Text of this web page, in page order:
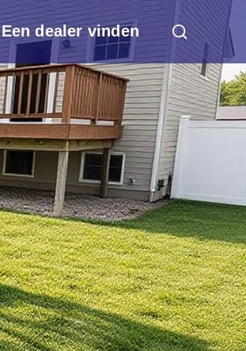
Een dealer vinden